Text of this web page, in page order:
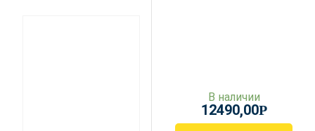
В наличии
12490,00Р